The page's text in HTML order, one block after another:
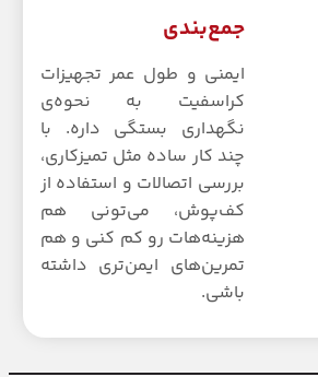
جمع‌بندی
ایمنی و طول عمر تجهیزات
کراسفیت به نحوه‌ی
نگهداری بستگی داره. با
چند کار ساده مثل تمیزکاری،
بررسی اتصالات و استفاده از
کف‌پوش، می‌تونی هم
هزینه‌هات رو کم کنی و هم
تمرین‌های ایمن‌تری داشته
باشی.